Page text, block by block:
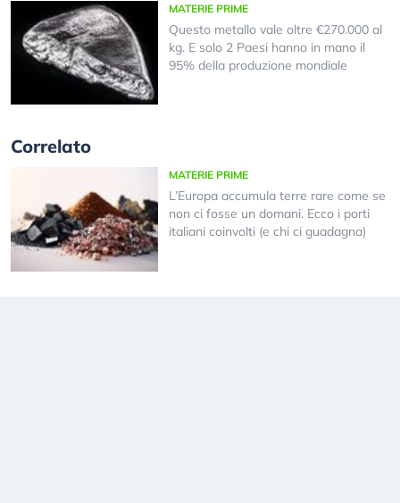
MATERIE PRIME
Questo metallo vale oltre €270.000 al
kg. E solo 2 Paesi hanno in mano il
95% della produzione mondiale
Correlato
MATERIE PRIME
L’Europa accumula terre rare come se
non ci fosse un domani. Ecco i porti
italiani coinvolti (e chi ci guadagna)